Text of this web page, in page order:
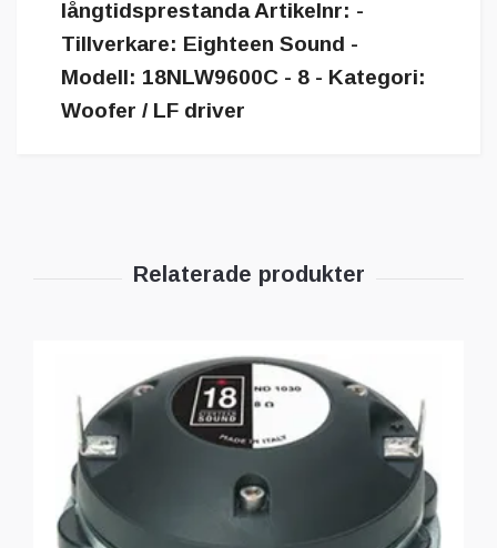
långtidsprestanda Artikelnr: -
Tillverkare: Eighteen Sound -
Modell: 18NLW9600C - 8 - Kategori:
Woofer / LF driver